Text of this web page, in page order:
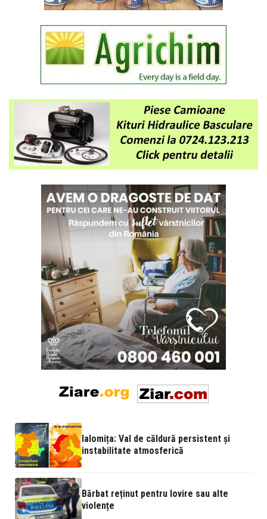
Ialomița: Val de căldură persistent și
instabilitate atmosferică
Bărbat reținut pentru lovire sau alte
violențe